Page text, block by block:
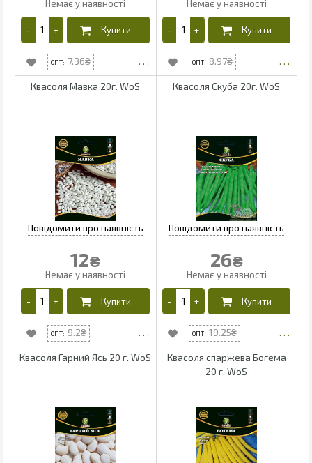
7.36 8.97
Квасоля Мавка 20г. WoS
12₴
9.2
Квасоля Скуба 20г. WoS
26₴
19.25
Квасоля Гарний Ясь 20 г. WoS
Квасоля спаржева Богема
20 г. WoS